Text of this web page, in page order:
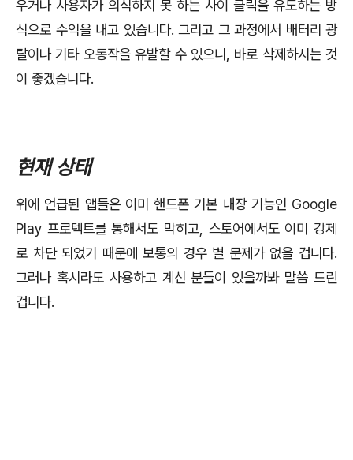
우거나 사용자가 의식하지 못 하는 사이 클릭을 유도하는 방
식으로 수익을 내고 있습니다. 그리고 그 과정에서 배터리 광
탈이나 기타 오동작을 유발할 수 있으니, 바로 삭제하시는 것
이 좋겠습니다.
현재 상태
위에 언급된 앱들은 이미 핸드폰 기본 내장 기능인 Google
Play 프로텍트를 통해서도 막히고, 스토어에서도 이미 강제
로 차단 되었기 때문에 보통의 경우 별 문제가 없을 겁니다.
그러나 혹시라도 사용하고 계신 분들이 있을까봐 말씀 드린
겁니다.